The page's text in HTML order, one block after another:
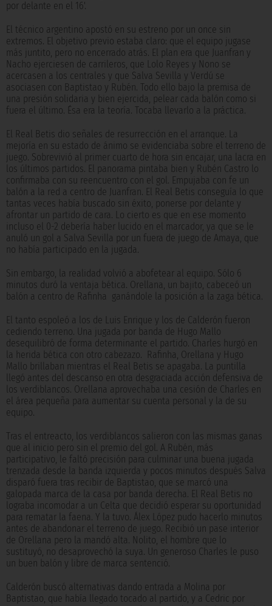
por delante en el 16'.
El técnico argentino apostó en su estreno por un once sin
extremos. El objetivo previo estaba claro: que el equipo jugase
más juntito, pero no encerrado atrás. El plan era que Juanfran y
Nacho ejerciesen de carrileros, que Lolo Reyes y Nono se
acercasen a los centrales y que Salva Sevilla y Verdú se
asociasen con Baptistao y Rubén. Todo ello bajo la premisa de
una presión solidaria y bien ejercida, pelear cada balón como si
fuera el último. Ésa era la teoría. Tocaba llevarlo a la práctica.
El Real Betis dio señales de resurrección en el arranque. La
mejoría en su estado de ánimo se evidenciaba sobre el terreno de
juego. Sobrevivió al primer cuarto de hora sin encajar, una lacra en
los últimos partidos. El panorama pintaba bien y Rubén Castro lo
confirmaba con su reencuentro con el gol. Empujaba con fe un
balón a la red a centro de Juanfran. El Real Betis conseguía lo que
tantas veces había buscado sin éxito, ponerse por delante y
afrontar un partido de cara. Lo cierto es que en ese momento
incluso el 0-2 debería haber lucido en el marcador, ya que se le
anuló un gol a Salva Sevilla por un fuera de juego de Amaya, que
no había participado en la jugada.
Sin embargo, la realidad volvió a abofetear al equipo. Sólo 6
minutos duró la ventaja bética. Orellana, un bajito, cabeceó un
balón a centro de Rafinha ganándole la posición a la zaga bética.
El tanto espoleó a los de Luis Enrique y los de Calderón fueron
cediendo terreno. Una jugada por banda de Hugo Mallo
desequilibró de forma determinante el partido. Charles hurgó en
la herida bética con otro cabezazo. Rafinha, Orellana y Hugo
Mallo brillaban mientras el Real Betis se apagaba. La puntilla
llegó antes del descanso en otra desgraciada acción defensiva de
los verdiblancos. Orellana aprovechaba una cesión de Charles en
el área pequeña para aumentar su cuenta personal y la de su
equipo.
Tras el entreacto, los verdiblancos salieron con las mismas ganas
que al inicio pero sin el premio del gol. A Rubén, más
participativo, le faltó precisión para culminar una buena jugada
trenzada desde la banda izquierda y pocos minutos después Salva
disparó fuera tras recibir de Baptistao, que se marcó una
galopada marca de la casa por banda derecha. El Real Betis no
lograba incomodar a un Celta que decidió esperar su oportunidad
para rematar la faena. Y la tuvo. Álex López pudo hacerlo minutos
antes de abandonar el terreno de juego. Recibió un pase interior
de Orellana pero la mandó alta. Nolito, el hombre que lo
sustituyó, no desaprovechó la suya. Un generoso Charles le puso
un buen balón y libre de marca sentenció.
Calderón buscó alternativas dando entrada a Molina por
Baptistao, que había llegado tocado al partido, y a Cedric por